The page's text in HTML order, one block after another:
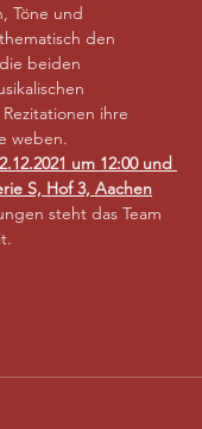
Töne und
den
beiden
ihre
weben.
um 12:00 und
S, Hof 3, Aachen
steht das Team